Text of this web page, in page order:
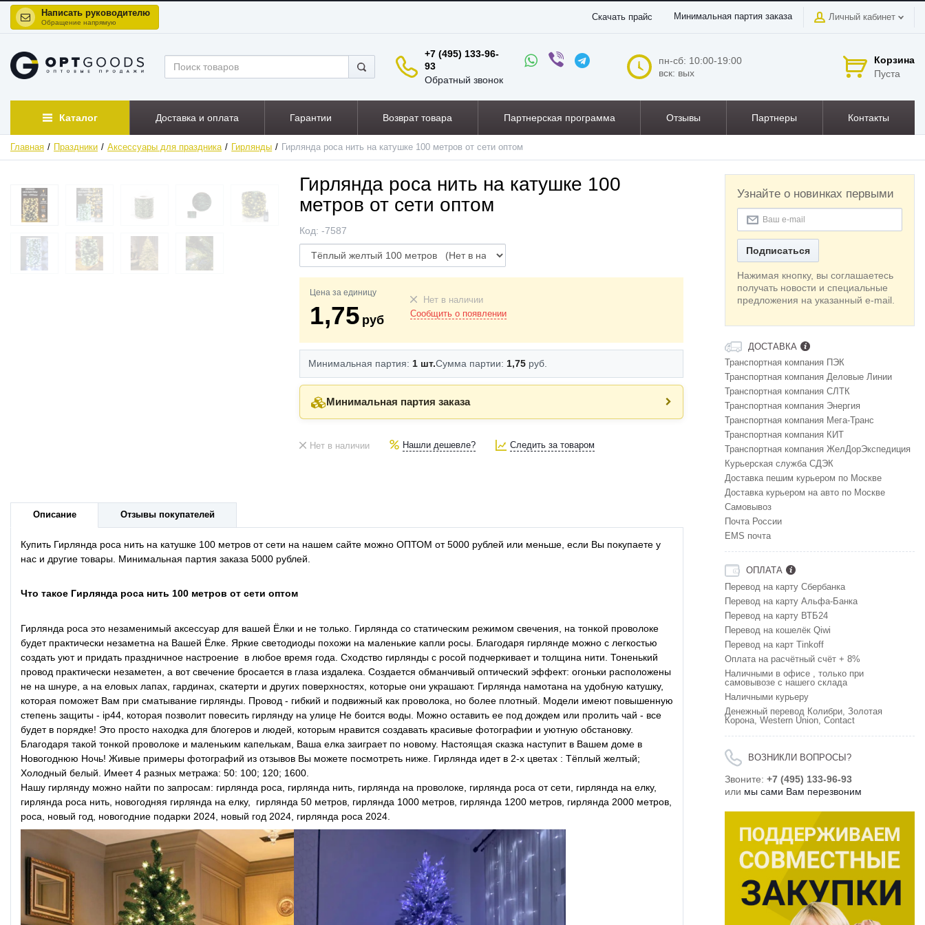
Написать руководителю
Обращение напрямую
Скачать прайс Минимальная партия заказа Личный кабинет
+7 (495) 133-96-
93
Обратный звонок
пн-сб: 10:00-19:00
вск: вых
Корзина
Пуста
Каталог Доставка и оплата Гарантии Возврат товара Партнерская программа Отзывы Партнеры Контакты
Главная Праздники Аксессуары для праздника Гирлянды Гирлянда роса нить на катушке 100 метров от сети оптом
ХИТ
Гирлянда роса нить на катушке 100
метров от сети оптом
Код: -7587
Цена за единицу
1,75 руб
Нет в наличии
Сообщить о появлении
Минимальная партия: 1 шт.Сумма партии: 1,75 руб.
Минимальная партия заказа
Нет в наличии Нашли дешевле? Следить за товаром
Описание Отзывы покупателей
Купить Гирлянда роса нить на катушке 100 метров от сети на нашем сайте можно ОПТОМ от 5000 рублей или меньше, если Вы покупаете у
нас и другие товары. Минимальная партия заказа 5000 рублей.
Что такое Гирлянда роса нить 100 метров от сети оптом
Гирлянда роса это незаменимый аксессуар для вашей Ёлки и не только. Гирлянда со статическим режимом свечения, на тонкой проволоке
будет практически незаметна на Вашей Ёлке. Яркие светодиоды похожи на маленькие капли росы. Благодаря гирлянде можно с легкостью
создать уют и придать праздничное настроение в любое время года. Сходство гирлянды с росой подчеркивает и толщина нити. Тоненький
провод практически незаметен, а вот свечение бросается в глаза издалека. Создается обманчивый оптический эффект: огоньки расположены
не на шнуре, а на еловых лапах, гардинах, скатерти и других поверхностях, которые они украшают. Гирлянда намотана на удобную катушку,
которая поможет Вам при сматывание гирлянды. Провод - гибкий и подвижный как проволока, но более плотный. Модели имеют повышенную
степень защиты - ip44, которая позволит повесить гирлянду на улице Не боится воды. Можно оставить ее под дождем или пролить чай - все
будет в порядке! Это просто находка для блогеров и людей, которым нравится создавать красивые фотографии и уютную обстановку.
Благодаря такой тонкой проволоке и маленьким капелькам, Ваша елка заиграет по новому. Настоящая сказка наступит в Вашем доме в
Новогоднюю Ночь! Живые примеры фотографий из отзывов Вы можете посмотреть ниже. Гирлянда идет в 2-х цветах : Тёплый желтый;
Холодный белый. Имеет 4 разных метража: 50: 100; 120; 1600.
Нашу гирлянду можно найти по запросам: гирлянда роса, гирлянда нить, гирлянда на проволоке, гирлянда роса от сети, гирлянда на елку,
гирлянда роса нить, новогодняя гирлянда на елку, гирлянда 50 метров, гирлянда 1000 метров, гирлянда 1200 метров, гирлянда 2000 метров,
роса, новый год, новогодние подарки 2024, новый год 2024, гирлянда роса 2024.
Узнайте о новинках первыми
Подписаться
Нажимая кнопку, вы соглашаетесь
получать новости и специальные
предложения на указанный e-mail.
ДОСТАВКА
Транспортная компания ПЭК
Транспортная компания Деловые Линии
Транспортная компания СЛТК
Транспортная компания Энергия
Транспортная компания Мега-Транс
Транспортная компания КИТ
Транспортная компания ЖелДорЭкспедиция
Курьерская служба СДЭК
Доставка пешим курьером по Москве
Доставка курьером на авто по Москве
Самовывоз
Почта России
EMS почта
ОПЛАТА
Перевод на карту Сбербанка
Перевод на карту Альфа-Банка
Перевод на карту ВТБ24
Перевод на кошелёк Qiwi
Перевод на карт Tinkoff
Оплата на расчётный счёт + 8%
Наличными в офисе , только при
самовывозе с нашего склада
Наличными курьеру
Денежный перевод Колибри, Золотая
Корона, Western Union, Contact
ВОЗНИКЛИ ВОПРОСЫ?
Звоните: +7 (495) 133-96-93
или мы сами Вам перезвоним